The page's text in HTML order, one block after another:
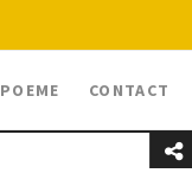
POEME CONTACT